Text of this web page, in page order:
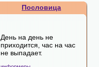
Пословица
День на день не
приходится, час на час
не выпадает.